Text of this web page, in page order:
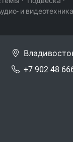
и видеотехника
+7 902 48